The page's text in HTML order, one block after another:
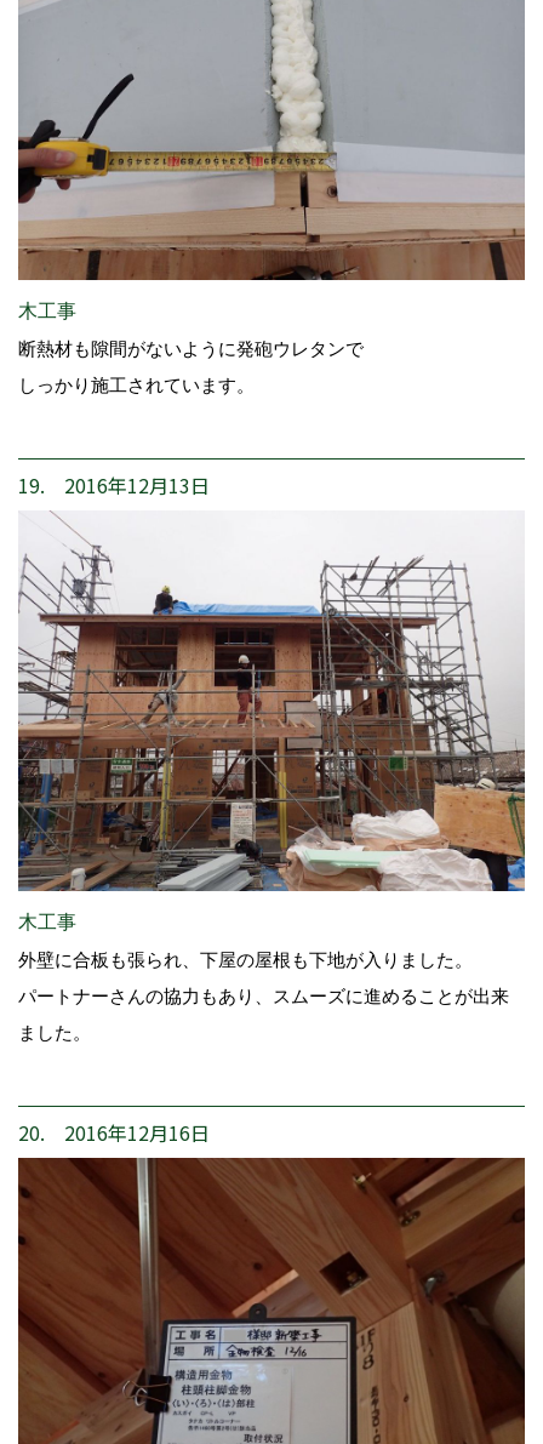
木工事
断熱材も隙間がないように発砲ウレタンで
しっかり施工されています。
19. 2016年12月13日
木工事
外壁に合板も張られ、下屋の屋根も下地が入りました。
パートナーさんの協力もあり、スムーズに進めることが出来
ました。
20. 2016年12月16日